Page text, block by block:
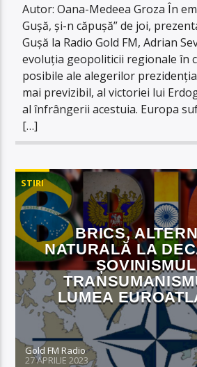
Autor: Oana-Medeea Groza În
Gușă, și-n căpușă” de joi,
Gușă la Radio Gold FM, Adrian
evoluția geopoliticii regionale în
posibile ale alegerilor
mai previzibil, al victoriei lui
al înfrângerii acestuia. Europa
[…]
STIRI
BRICS,
NATURALĂ LA
LUMEA
Gold FM Radio
27 APRILIE 2023